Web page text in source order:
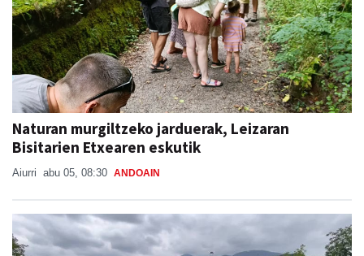
Naturan murgiltzeko jarduerak, Leizaran
Bisitarien Etxearen eskutik
Aiurri abu 05, 08:30 ANDOAIN